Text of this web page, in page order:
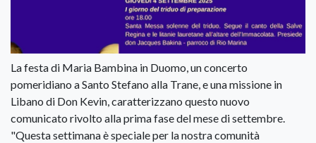
La festa di Maria Bambina in Duomo, un concerto
pomeridiano a Santo Stefano alla Trane, e una missione in
Libano di Don Kevin, caratterizzano questo nuovo
comunicato rivolto alla prima fase del mese di settembre.
"Questa settimana è speciale per la nostra comunità